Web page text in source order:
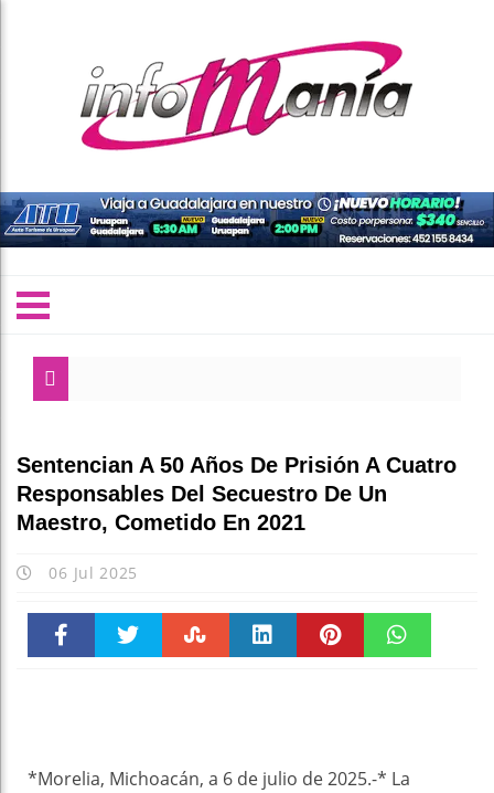
Sentencian A 50 Años De Prisión A Cuatro
Responsables Del Secuestro De Un
Maestro, Cometido En 2021
06 Jul 2025
*Morelia, Michoacán, a 6 de julio de 2025.-* La